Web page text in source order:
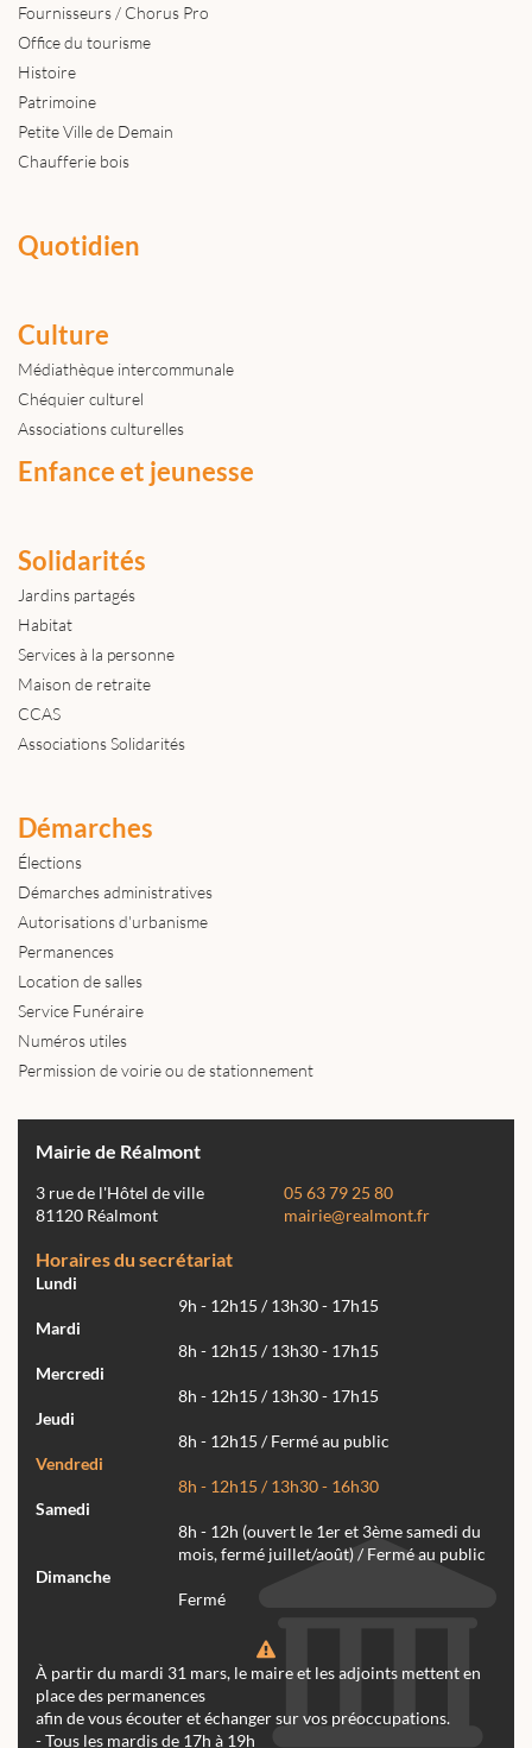
Fournisseurs / Chorus Pro
Office du tourisme
Histoire
Patrimoine
Petite Ville de Demain
Chaufferie bois
Quotidien
Culture
Médiathèque intercommunale
Chéquier culturel
Associations culturelles
Enfance et jeunesse
Solidarités
Jardins partagés
Habitat
Services à la personne
Maison de retraite
CCAS
Associations Solidarités
Démarches
Élections
Démarches administratives
Autorisations d'urbanisme
Permanences
Location de salles
Service Funéraire
Numéros utiles
Permission de voirie ou de stationnement
Mairie de Réalmont
3 rue de l'Hôtel de ville
81120 Réalmont
05 63 79 25 80
mairie@realmont.fr
Horaires du secrétariat
Lundi
9h - 12h15 / 13h30 - 17h15
Mardi
8h - 12h15 / 13h30 - 17h15
Mercredi
8h - 12h15 / 13h30 - 17h15
Jeudi
8h - 12h15 / Fermé au public
Vendredi
8h - 12h15 / 13h30 - 16h30
Samedi
8h - 12h (ouvert le 1er et 3ème samedi du
mois, fermé juillet/août) / Fermé au public
Dimanche
Fermé
À partir du mardi 31 mars, le maire et les adjoints mettent en
place des permanences
afin de vous écouter et échanger sur vos préoccupations.
- Tous les mardis de 17h à 19h